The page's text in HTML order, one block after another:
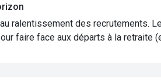
ralentissement des recrutements.
faire face aux départs à la retraite